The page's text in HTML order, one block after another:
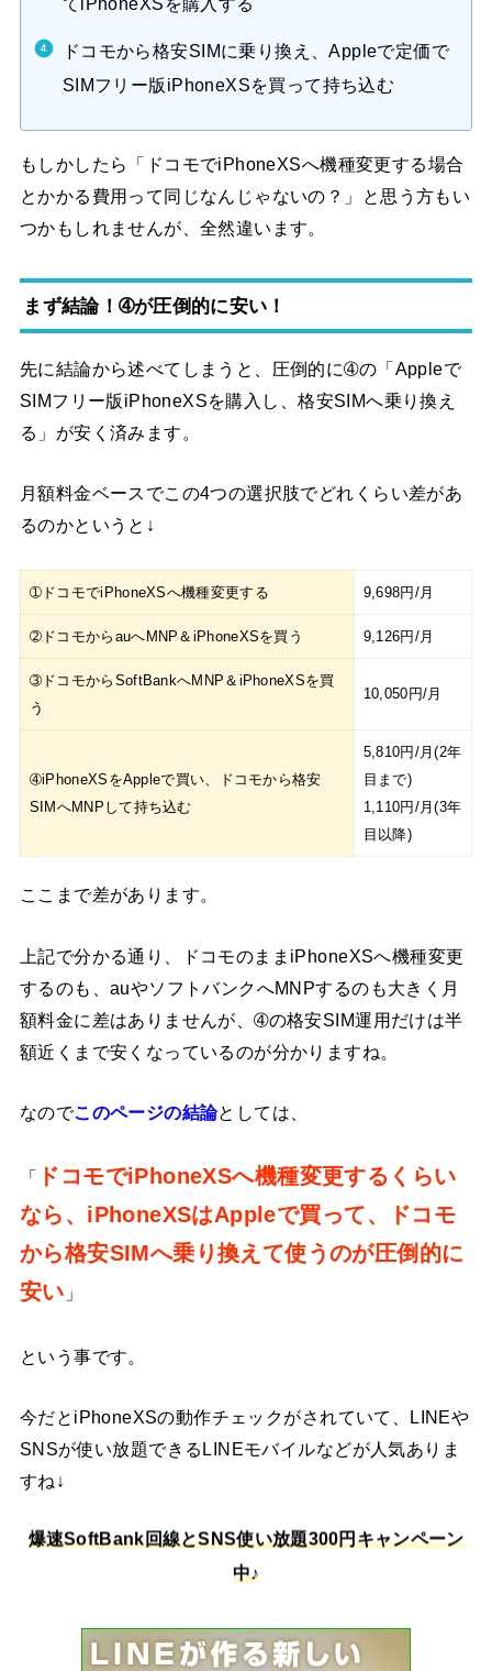
ドコモから格安SIMに乗り換え、Appleで定価で
SIMフリー版iPhoneXSを買って持ち込む
もしかしたら「ドコモでiPhoneXSへ機種変更する場合
とかかる費用って同じなんじゃないの？」と思う方もい
つかもしれませんが、全然違います。
まず結論！➃が圧倒的に安い！
先に結論から述べてしまうと、圧倒的に➃の「Appleで
SIMフリー版iPhoneXSを購入し、格安SIMへ乗り換え
る」が安く済みます。
月額料金ベースでこの4つの選択肢でどれくらい差があ
るのかというと↓
➀ドコモでiPhoneXSへ機種変更する 9,698円/月
➁ドコモからauへMNP＆iPhoneXSを買う 9,126円/月
➂ドコモからSoftBankへMNP＆iPhoneXSを買
う
10,050円/月
➃iPhoneXSをAppleで買い、ドコモから格安
SIMへMNPして持ち込む
5,810円/月(2年
目まで)
1,110円/月(3年
目以降)
ここまで差があります。
上記で分かる通り、ドコモのままiPhoneXSへ機種変更
するのも、auやソフトバンクへMNPするのも大きく月
額料金に差はありませんが、➃の格安SIM運用だけは半
額近くまで安くなっているのが分かりますね。
なのでこのページの結論としては、
「 ドコモでiPhoneXSへ機種変更するくらい
なら、iPhoneXSはAppleで買って、ドコモ
から格安SIMへ乗り換えて使うのが圧倒的に
安い 」
という事です。
今だとiPhoneXSの動作チェックがされていて、LINEや
SNSが使い放題できるLINEモバイルなどが人気ありま
すね↓
爆速SoftBank回線とSNS使い放題300円キャンペーン
中♪